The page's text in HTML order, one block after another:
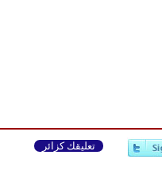
تعليقك كزائر